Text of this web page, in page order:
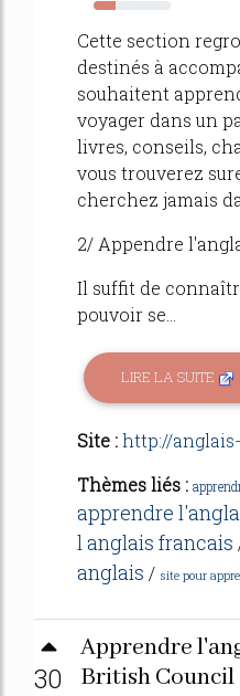
29%
Cette section
destinés à
souhaitent
voyager dans un
livres, conseils,
vous trouverez
cherchez jamais
2/ Appendre
Il suffit de
pouvoir se...
LIRE LA SUITE
Site :http://
Thèmes liés :
apprendre
l anglais francais
anglais / site pour
30
Apprendre
British Council